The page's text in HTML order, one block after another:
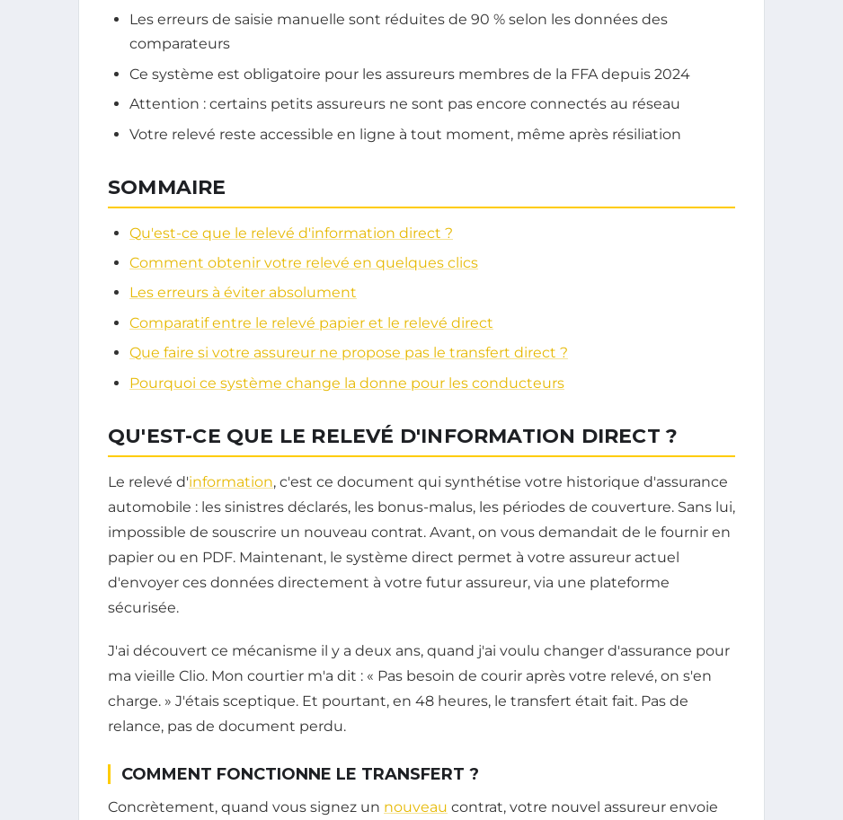
Les erreurs de saisie manuelle sont réduites de 90 % selon les données des
comparateurs
Ce système est obligatoire pour les assureurs membres de la FFA depuis 2024
Attention : certains petits assureurs ne sont pas encore connectés au réseau
Votre relevé reste accessible en ligne à tout moment, même après résiliation
SOMMAIRE
Qu'est-ce que le relevé d'information direct ?
Comment obtenir votre relevé en quelques clics
Les erreurs à éviter absolument
Comparatif entre le relevé papier et le relevé direct
Que faire si votre assureur ne propose pas le transfert direct ?
Pourquoi ce système change la donne pour les conducteurs
QU'EST-CE QUE LE RELEVÉ D'INFORMATION DIRECT ?
Le relevé d'information, c'est ce document qui synthétise votre historique d'assurance
automobile : les sinistres déclarés, les bonus-malus, les périodes de couverture. Sans lui,
impossible de souscrire un nouveau contrat. Avant, on vous demandait de le fournir en
papier ou en PDF. Maintenant, le système direct permet à votre assureur actuel
d'envoyer ces données directement à votre futur assureur, via une plateforme
sécurisée.
J'ai découvert ce mécanisme il y a deux ans, quand j'ai voulu changer d'assurance pour
ma vieille Clio. Mon courtier m'a dit : « Pas besoin de courir après votre relevé, on s'en
charge. » J'étais sceptique. Et pourtant, en 48 heures, le transfert était fait. Pas de
relance, pas de document perdu.
COMMENT FONCTIONNE LE TRANSFERT ?
Concrètement, quand vous signez un nouveau contrat, votre nouvel assureur envoie